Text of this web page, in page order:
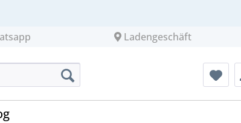
Ladengeschäft